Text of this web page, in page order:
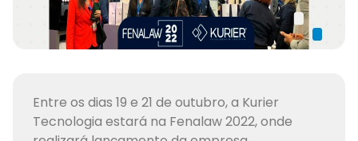
Entre os dias 19 e 21 de outubro, a Kurier
Tecnologia estará na Fenalaw 2022, onde